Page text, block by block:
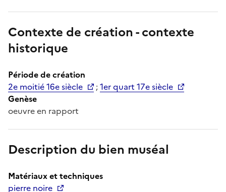
Contexte de création - contexte
historique
Période de création
2e moitié 16e siècle
;1er quart 17e siècle
Genèse
oeuvre en rapport
Description du bien muséal
Matériaux et techniques
pierre noire